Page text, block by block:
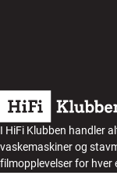
I HiFi Klubben handler
vaskemaskiner og
filmopplevelser for hver